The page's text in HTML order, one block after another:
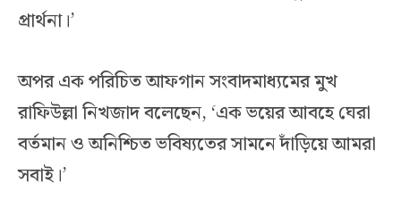
প্রার্থনা।’
অপর এক পরিচিত আফগান সংবাদমাধ্যমের মুখ
রাফিউল্লা নিখজাদ বলেছেন, ‘এক ভয়ের আবহে ঘেরা
বর্তমান ও অনিশ্চিত ভবিষ্যতের সামনে দাঁড়িয়ে আমরা
সবাই।’